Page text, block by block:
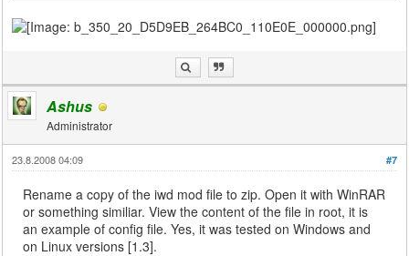
Ashus
Administrator
#7
23.8.2008 04:09
Rename a copy of the iwd mod file to zip. Open it with WinRAR
or something similiar. View the content of the file in root, it is
an example of config file. Yes, it was tested on Windows and
on Linux versions [1.3].